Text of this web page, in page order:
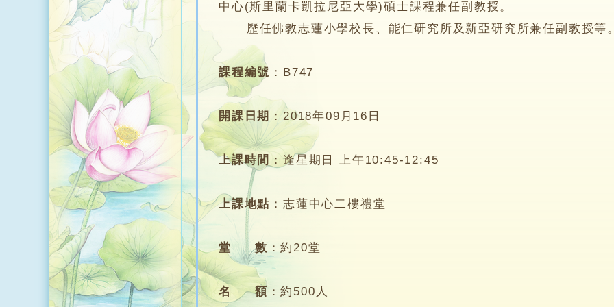
中心(斯里蘭卡凱拉尼亞大學)碩士課程兼任副教授。
歷任佛教志蓮小學校長、能仁研究所及新亞研究所兼任副教授等
課程編號 ： B747
開課日期 ：2018年09月16日
上課時間 ：逢星期日 上午10:45-12:45
上課地點 ：志蓮中心二樓禮堂
堂 數 ：約20堂
名 額 ：約500人